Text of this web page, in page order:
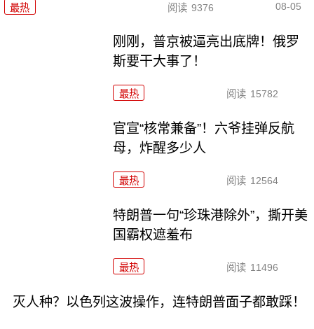
最热 阅读 9376 08-05
刚刚，普京被逼亮出底牌！俄罗
斯要干大事了！
最热 阅读 15782
官宣“核常兼备”！六爷挂弹反航
母，炸醒多少人
最热 阅读 12564
特朗普一句“珍珠港除外”，撕开美
国霸权遮羞布
最热 阅读 11496
灭人种？以色列这波操作，连特朗普面子都敢踩！